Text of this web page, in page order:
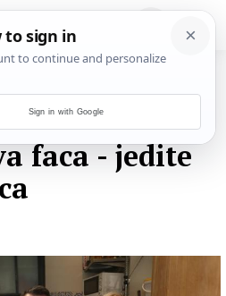
faca - jedite
Sign in with Google